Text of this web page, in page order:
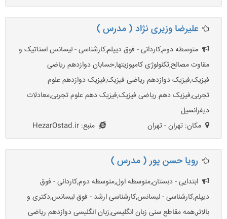
علیرضا وزیری نژاد ( مدرس )
متوسطه دوم,کاردانی - فوق دیپلم,کارشناسی - لیسانس استاتیک و
مقاوت مصالح,تکنولوژی کامپوزیتها,حسابان دوازدهم ریاضی
فیزیک,فیزیک دوازدهم ریاضی فیزیک,فیزیک دوازدهم علوم
تجربی,فیزیک دهم ریاضی فیزیک,فیزیک دهم علوم تجربی,معادلات
دیفرانسیل
مکان: تهران - تهران
منبع: HezarOstad.ir
رویا حسن پور ( مدرس )
ابتدایی - دبستان,متوسطه اول,متوسطه دوم,کاردانی - فوق
دیپلم,کارشناسی - لیسانس,کارشناسی ارشد - فوق لیسانس,دکتری و
بالاتر,همه مقاطع سنی زبان انگلیسی,زبان انگلیسی دوازدهم ریاضی